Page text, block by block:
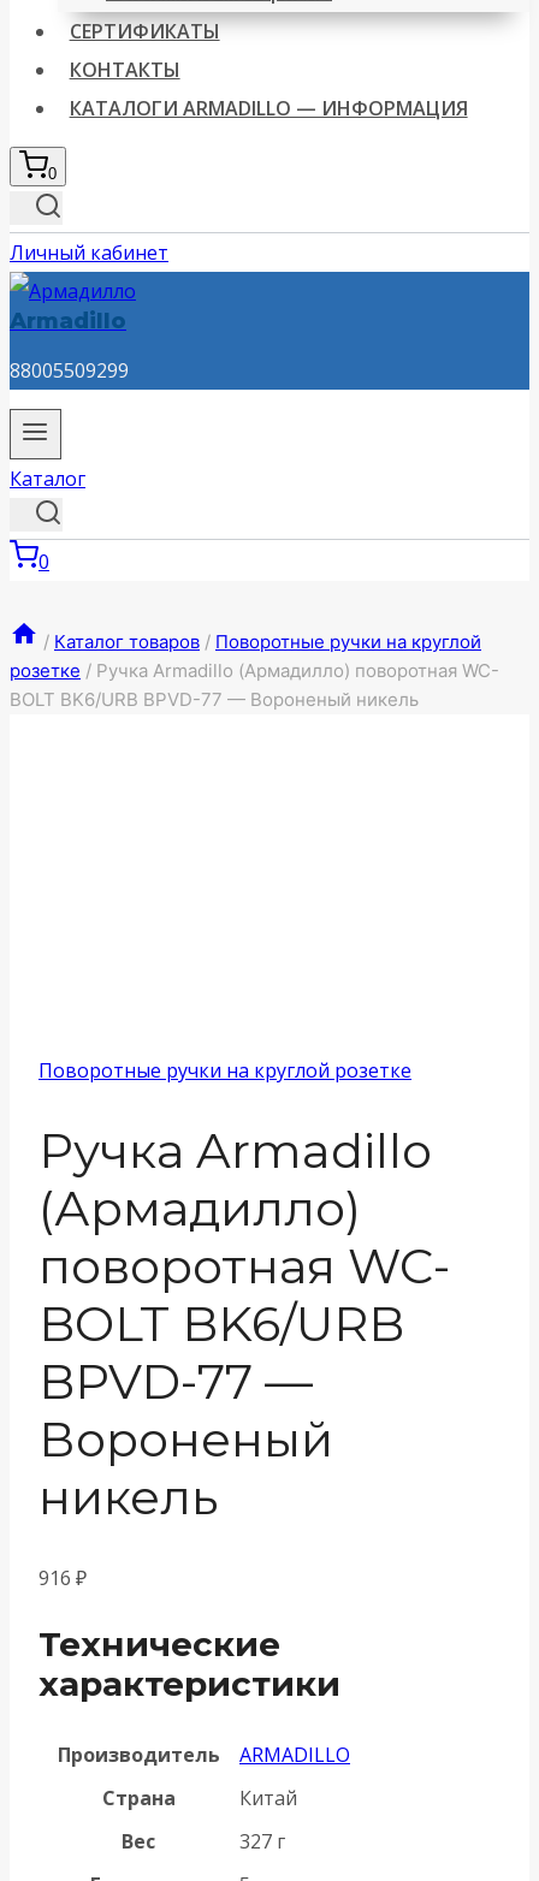
СЕРТИФИКАТЫ
КОНТАКТЫ
КАТАЛОГИ ARMADILLO — ИНФОРМАЦИЯ
0
Личный кабинет
Armadillo
88005509299
Каталог
0
/ Каталог товаров / Поворотные ручки на круглой
розетке / Ручка Armadillo (Армадилло) поворотная WC-
BOLT BK6/URB BPVD-77 — Вороненый никель
Поворотные ручки на круглой розетке
Ручка Armadillo
(Армадилло)
поворотная WC-
BOLT BK6/URB
BPVD-77 —
Вороненый
никель
916 ₽
Технические
характеристики
Производитель
ARMADILLO
Страна
Китай
Вес
327 г